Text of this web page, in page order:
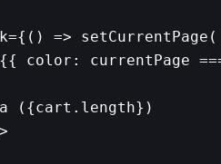
=>
color: currentPage
({cart.length})